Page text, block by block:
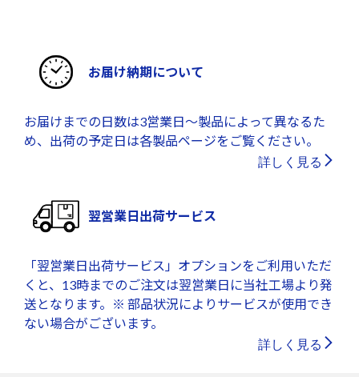
お届け納期について
お届けまでの日数は3営業日～製品によって異なるた
め、出荷の予定日は各製品ページをご覧ください。
詳しく見る
翌営業日出荷サービス
「翌営業日出荷サービス」オプションをご利用いただ
くと、13時までのご注文は翌営業日に当社工場より発
送となります。※ 部品状況によりサービスが使用でき
ない場合がございます。
詳しく見る